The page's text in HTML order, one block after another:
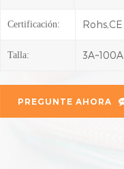
Certificación: Rohs,CE
Talla: 3A~100A
PREGUNTE AHORA